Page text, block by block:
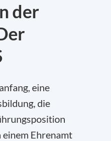
der
eine
die
einem Ehrenamt